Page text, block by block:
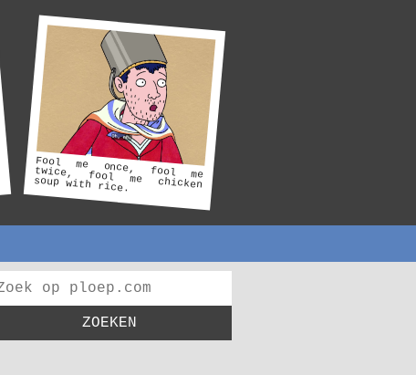
Fool me once, fool me
twice, fool me chicken
soup with rice.
ZOEKEN